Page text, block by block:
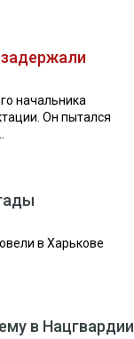
начальника
Он пытался
в Харькове
в Нацгвардии